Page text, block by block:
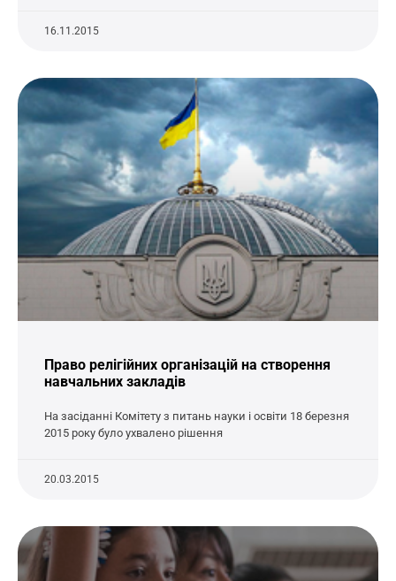
16.11.2015
Право релігійних організацій на створення
навчальних закладів
На засіданні Комітету з питань науки і освіти 18 березня
2015 року було ухвалено рішення
20.03.2015